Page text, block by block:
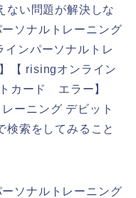
ない問題が解決しな
ソナルトレーニング
ンパーソナルトレ
【 risingオンライン
カード エラー】
ーニング デビット
索をしてみること
ソナルトレーニング